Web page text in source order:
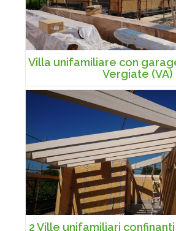
Villa unifamiliare con
Vergiate (VA)
2 Ville unifamiliari